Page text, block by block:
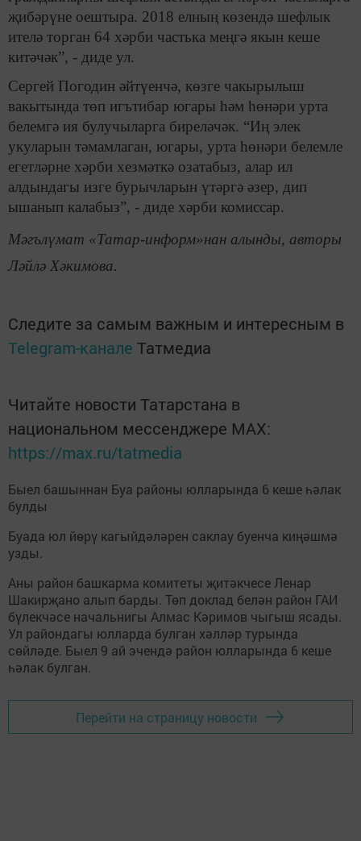
җибәрүне оештыра. 2018 елның көзендә шефлык
ителә торган 64 хәрби частька меңгә якын кеше
китәчәк”, - диде ул.
Сергей Погодин әйтүенчә, көзге чакырылыш
вакытында төп игътибар югары һәм һөнәри урта
белемгә ия булучыларга биреләчәк. “Иң элек
укуларын тәмамлаган, югары, урта һөнәри белемле
егетләрне хәрби хезмәткә озатабыз, алар ил
алдындагы изге бурычларын үтәргә әзер, дип
ышанып калабыз”, - диде хәрби комиссар.
Мәгълүмат «Татар-информ»нан алынды, авторы
Ләйлә Хәкимова.
Следите за самым важным и интересным в
Telegram-канале Татмедиа
Читайте новости Татарстана в
национальном мессенджере MАХ:
https://max.ru/tatmedia
Быел башыннан Буа районы юлларында 6 кеше һәлак
булды
Буада юл йөрү кагыйдәләрен саклау буенча киңәшмә
узды.
Аны район башкарма комитеты җитәкчесе Ленар
Шакирҗано алып барды. Төп доклад белән район ГАИ
бүлекчәсе начальнигы Алмас Кәримов чыгыш ясады.
Ул райондагы юлларда булган хәлләр турында
сөйләде. Быел 9 ай эчендә район юлларында 6 кеше
һәлак булган.
Перейти на страницу новости